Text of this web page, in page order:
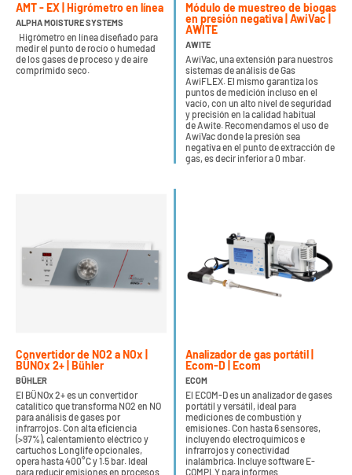
AMT - EX | Higrómetro en línea
ALPHA MOISTURE SYSTEMS
Higrómetro en línea diseñado para
medir el punto de rocío o humedad
de los gases de proceso y de aire
comprimido seco.
Módulo de muestreo de biogas
en presión negativa | AwiVac |
AWITE
AWITE
AwiVac, una extensión para nuestros
sistemas de análisis de Gas
AwiFLEX. El mismo garantiza los
puntos de medición incluso en el
vacío, con un alto nivel de seguridad
y precisión en la calidad habitual
de Awite. Recomendamos el uso de
AwiVac donde la presión sea
negativa en el punto de extracción de
gas, es decir inferior a 0 mbar.
Convertidor de NO2 a NOx |
BÜNOx 2+ | Bühler
BÜHLER
El BÜNOx 2+ es un convertidor
catalítico que transforma NO2 en NO
para análisis de gases por
infrarrojos. Con alta eficiencia
(>97%), calentamiento eléctrico y
cartuchos Longlife opcionales,
opera hasta 400°C y 1.5 bar. Ideal
para reducir emisiones en procesos
Analizador de gas portátil |
Ecom-D | Ecom
ECOM
El ECOM-D es un analizador de gases
portátil y versátil, ideal para
mediciones de combustión y
emisiones. Con hasta 6 sensores,
incluyendo electroquímicos e
infrarrojos y conectividad
inalámbrica. Incluye software E-
COMPLY para informes